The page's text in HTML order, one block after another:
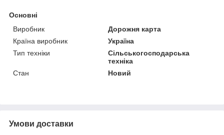
Основні
Виробник
Дорожня карта
Країна виробник
Україна
Тип техніки
Сільськогосподарська
техніка
Стан
Новий
Умови доставки